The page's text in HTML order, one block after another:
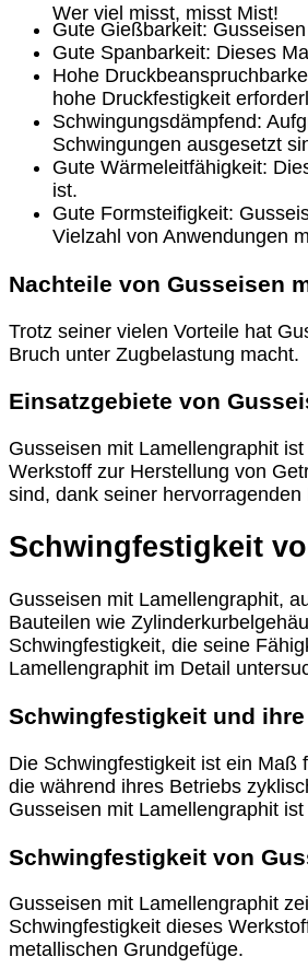
Wer viel misst, misst Mist!
Gute Gießbarkeit:
Gute Spanbarkeit: Dieses
Hohe
hohe Druckfestigkeit
Schwingungsdämpfend:
Schwingungen ausgesetzt
Gute Wärmeleitfähigkeit:
ist.
Gute Formsteifigkeit:
Vielzahl von Anwendungen
Nachteile von Gusseisen
Trotz seiner vielen Vorteile hat
Bruch unter Zugbelastung macht.
Einsatzgebiete von
Gusseisen mit Lamellengraphit
Werkstoff zur Herstellung von
sind, dank seiner
Schwingfestigkeit
Gusseisen mit Lamellengraphit,
Bauteilen wie
Schwingfestigkeit, die seine
Lamellengraphit im Detail
Schwingfestigkeit und
Die Schwingfestigkeit ist ein Maß
die während ihres Betriebs
Gusseisen mit Lamellengraphit
Schwingfestigkeit von
Gusseisen mit Lamellengraphit
Schwingfestigkeit dieses
metallischen Grundgefüge.